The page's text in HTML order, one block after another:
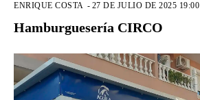
ENRIQUE COSTA - 27 DE JULIO DE 2025 19:00
Hamburguesería CIRCO